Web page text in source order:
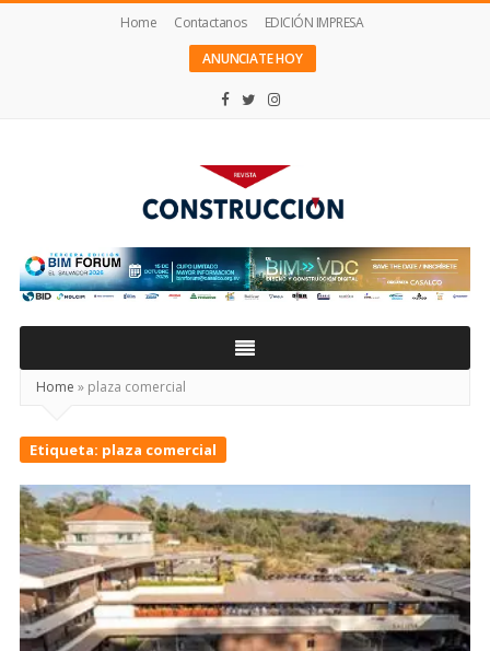
Home Contactanos
EDICIÓN IMPRESA
ANUNCIATE HOY
Construcción
Home » plaza comercial
Etiqueta: plaza comercial